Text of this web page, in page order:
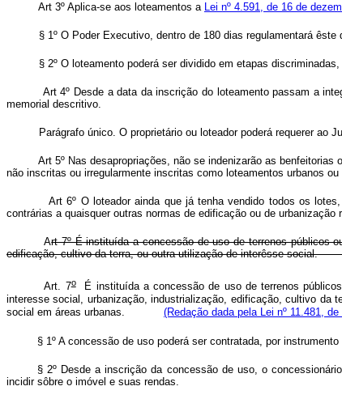
Art 3º Aplica-se aos loteamentos a Lei nº 4.591, de 16 de
§ 1º O Poder Executivo, dentro de 180 dias regulamentará
§ 2º O loteamento poderá ser dividido em etapas
Art 4º Desde a data da inscrição do loteamento passam a
memorial descritivo.
Parágrafo único. O proprietário ou loteador poderá requerer ao
Art 5º Nas desapropriações, não se indenizarão as
não inscritas ou irregularmente inscritas como loteamentos urbanos ou
Art 6º O loteador ainda que já tenha vendido todos os
contrárias a quaisquer outras normas de edificação ou de urbanização
Art 7º É instituída a concessão de uso de terrenos públicos
edificação, cultivo da terra, ou outra utilização de interêsse social.
Art. 7oÉ instituída a concessão de uso de terrenos públicos
interesse social, urbanização, industrialização, edificação, cultivo da
social em áreas urbanas. (Redação dada pela Lei nº 11.481, de
§ 1º A concessão de uso poderá ser contratada, por
§ 2º Desde a inscrição da concessão de uso, o
incidir sôbre o imóvel e suas rendas.